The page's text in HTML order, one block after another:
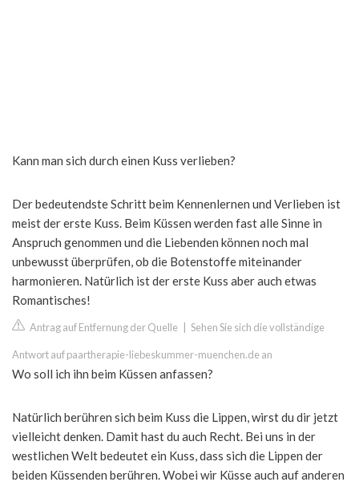
Kann man sich durch einen Kuss verlieben?
Der bedeutendste Schritt beim Kennenlernen und Verlieben ist
meist der erste Kuss. Beim Küssen werden fast alle Sinne in
Anspruch genommen und die Liebenden können noch mal
unbewusst überprüfen, ob die Botenstoffe miteinander
harmonieren. Natürlich ist der erste Kuss aber auch etwas
Romantisches!
Antrag auf Entfernung der Quelle Sehen Sie sich die vollständige
Antwort auf paartherapie-liebeskummer-muenchen.de an
Wo soll ich ihn beim Küssen anfassen?
Natürlich berühren sich beim Kuss die Lippen, wirst du dir jetzt
vielleicht denken. Damit hast du auch Recht. Bei uns in der
westlichen Welt bedeutet ein Kuss, dass sich die Lippen der
beiden Küssenden berühren. Wobei wir Küsse auch auf anderen